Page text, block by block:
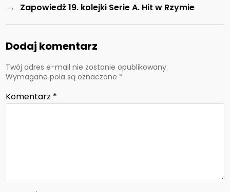
→ Zapowiedź 19. kolejki Serie A. Hit w Rzymie
Dodaj komentarz
Twój adres e-mail nie zostanie opublikowany.
Wymagane pola są oznaczone *
Komentarz *